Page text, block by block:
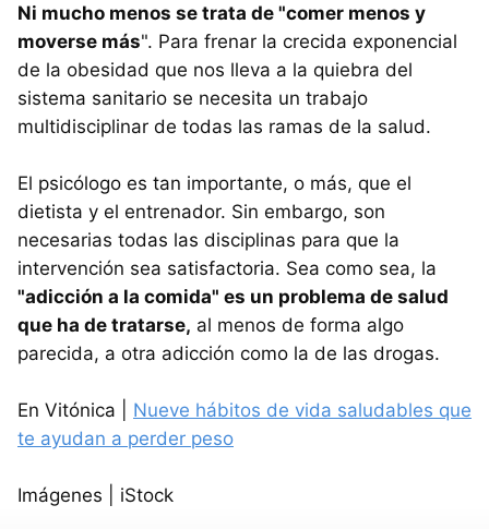
Ni mucho menos se trata de "comer menos y
moverse más". Para frenar la crecida exponencial
de la obesidad que nos lleva a la quiebra del
sistema sanitario se necesita un trabajo
multidisciplinar de todas las ramas de la salud.
El psicólogo es tan importante, o más, que el
dietista y el entrenador. Sin embargo, son
necesarias todas las disciplinas para que la
intervención sea satisfactoria. Sea como sea, la
"adicción a la comida" es un problema de salud
que ha de tratarse, al menos de forma algo
parecida, a otra adicción como la de las drogas.
En Vitónica | Nueve hábitos de vida saludables que
te ayudan a perder peso
Imágenes | iStock